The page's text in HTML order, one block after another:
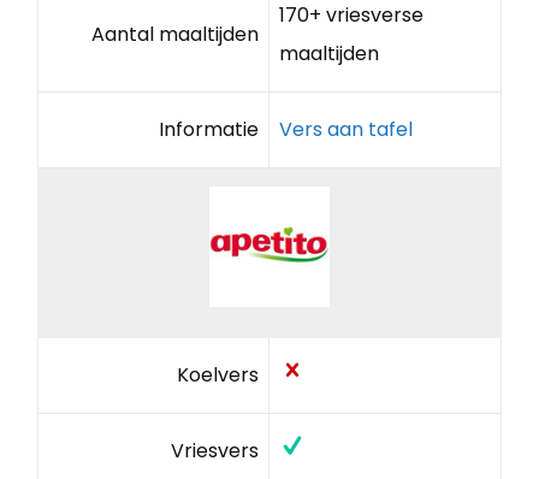
Aantal maaltijden
170+ vriesverse
maaltijden
Informatie Vers aan tafel
Koelvers
Vriesvers